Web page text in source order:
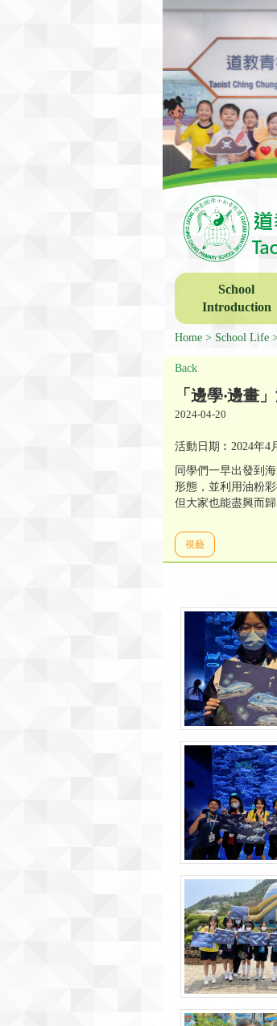
School
Introduction
Home School Life
Back
「邊學‧邊畫
2024-04-20
活動日期︰2024年4
同學們一早出發到
形態，並利用油粉
但大家也能盡興而
視藝